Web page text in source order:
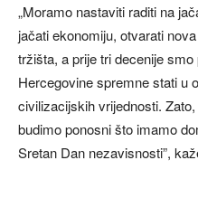
„Moramo nastaviti raditi na
jačati ekonomiju, otvarati
tržišta, a prije tri decenije
Hercegovine spremne stati u
civilizacijskih vrijednosti.
budimo ponosni što imamo
Sretan Dan nezavisnosti”,